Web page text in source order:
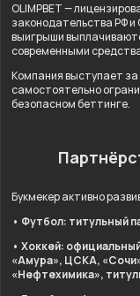
OLIMPBET —
законодательства РФ
выигрыши
современными
Компания выступает за
самостоятельно
безопасном беттинге.
Букмекер активно
• Футбол: титульный
• Хоккей:
«Амура», ЦСКА,
«Нефтехимика»,